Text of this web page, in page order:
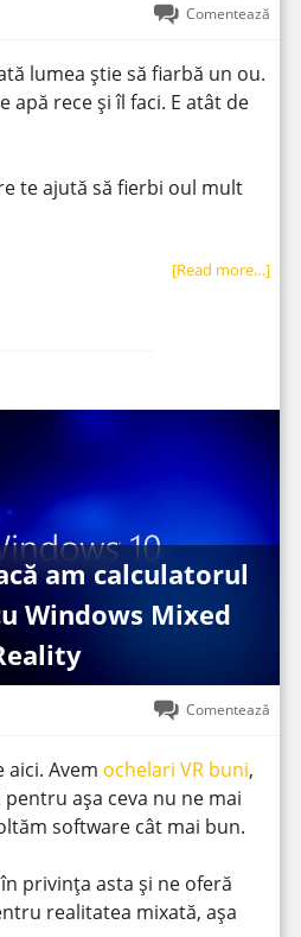
Comentează
lumea știe să fiarbă un ou.
apă rece și îl faci. E atât de
te ajută să fierbi oul mult
[Read more…]
am calculatorul
Windows Mixed
Comentează
aici. Avem ochelari VR buni,
așa ceva nu ne mai
software cât mai bun.
privința asta și ne oferă
realitatea mixată, așa